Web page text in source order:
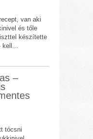
van aki
és tőle
készítette
–
tócsni